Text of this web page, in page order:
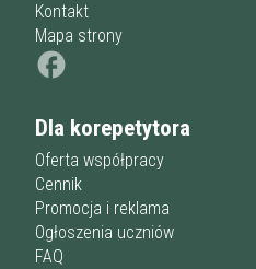
Wiek korepetytora
Płeć korepetytora
Kontakt
Mapa strony
Dla korepetytora
Oferta współpracy
Cennik
Promocja i reklama
Ogłoszenia uczniów
FAQ